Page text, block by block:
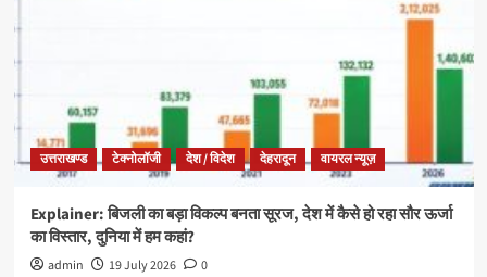
उत्तराखण्ड टेक्नोलॉजी देश / विदेश देहरादून वायरल न्यूज़
Explainer: बिजली का बड़ा विकल्प बनता सूरज, देश में कैसे हो रहा सौर ऊर्जा
का विस्तार, दुनिया में हम कहां?
admin 19 July 2026 0